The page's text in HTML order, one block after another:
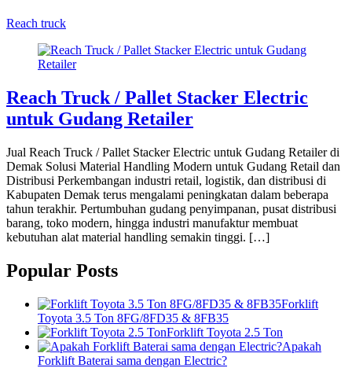
Reach truck
Reach Truck / Pallet Stacker Electric
untuk Gudang Retailer
Jual Reach Truck / Pallet Stacker Electric untuk Gudang Retailer di
Demak Solusi Material Handling Modern untuk Gudang Retail dan
Distribusi Perkembangan industri retail, logistik, dan distribusi di
Kabupaten Demak terus mengalami peningkatan dalam beberapa
tahun terakhir. Pertumbuhan gudang penyimpanan, pusat distribusi
barang, toko modern, hingga industri manufaktur membuat
kebutuhan alat material handling semakin tinggi. […]
Popular Posts
Forklift
Toyota 3.5 Ton 8FG/8FD35 & 8FB35
Forklift Toyota 2.5 Ton
Apakah
Forklift Baterai sama dengan Electric?